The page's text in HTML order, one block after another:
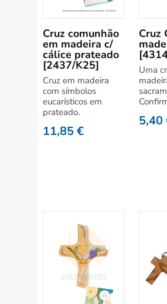
Cruz comunhão
em madeira c/
cálice prateado
[2437/K25]
Cruz em madeira
com símbolos
eucarísticos em
prateado.
11,85€
Cruz
Uma
5,40